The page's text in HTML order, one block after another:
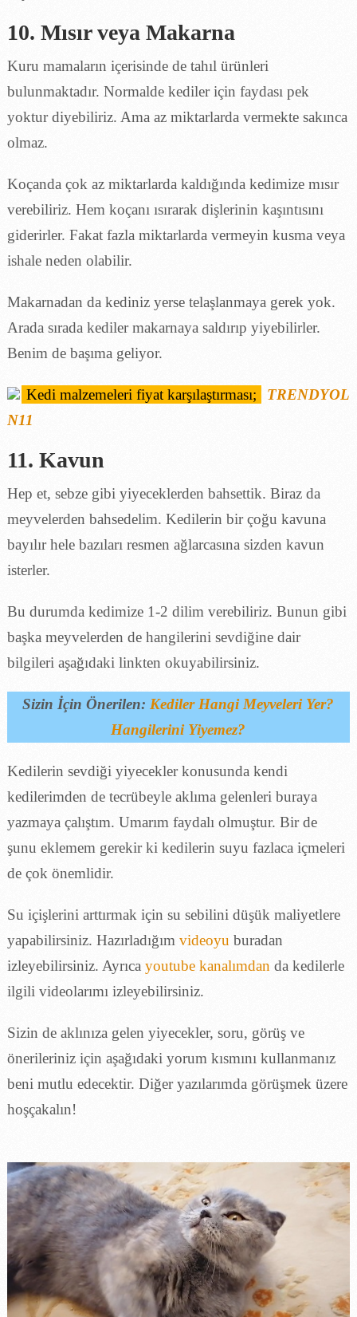
10. Mısır veya Makarna
Kuru mamaların içerisinde de tahıl ürünleri
bulunmaktadır. Normalde kediler için faydası pek
yoktur diyebiliriz. Ama az miktarlarda vermekte sakınca
olmaz.
Koçanda çok az miktarlarda kaldığında kedimize mısır
verebiliriz. Hem koçanı ısırarak dişlerinin kaşıntısını
giderirler. Fakat fazla miktarlarda vermeyin kusma veya
ishale neden olabilir.
Makarnadan da kediniz yerse telaşlanmaya gerek yok.
Arada sırada kediler makarnaya saldırıp yiyebilirler.
Benim de başıma geliyor.
Kedi malzemeleri fiyat karşılaştırması;
TRENDYOL
N11
11. Kavun
Hep et, sebze gibi yiyeceklerden bahsettik. Biraz da
meyvelerden bahsedelim. Kedilerin bir çoğu kavuna
bayılır hele bazıları resmen ağlarcasına sizden kavun
isterler.
Bu durumda kedimize 1-2 dilim verebiliriz. Bunun gibi
başka meyvelerden de hangilerini sevdiğine dair
bilgileri aşağıdaki linkten okuyabilirsiniz.
Sizin İçin Önerilen: Kediler Hangi Meyveleri Yer?
Hangilerini Yiyemez?
Kedilerin sevdiği yiyecekler konusunda kendi
kedilerimden de tecrübeyle aklıma gelenleri buraya
yazmaya çalıştım. Umarım faydalı olmuştur. Bir de
şunu eklemem gerekir ki kedilerin suyu fazlaca içmeleri
de çok önemlidir.
Su içişlerini arttırmak için su sebilini düşük maliyetlere
yapabilirsiniz. Hazırladığım videoyu buradan
izleyebilirsiniz. Ayrıca youtube kanalımdan da kedilerle
ilgili videolarımı izleyebilirsiniz.
Sizin de aklınıza gelen yiyecekler, soru, görüş ve
önerileriniz için aşağıdaki yorum kısmını kullanmanız
beni mutlu edecektir. Diğer yazılarımda görüşmek üzere
hoşçakalın!